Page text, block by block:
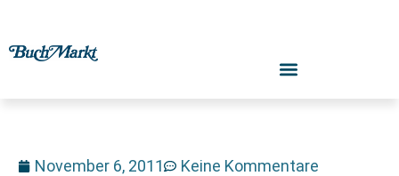
November 6, 2011 Keine Kommentare